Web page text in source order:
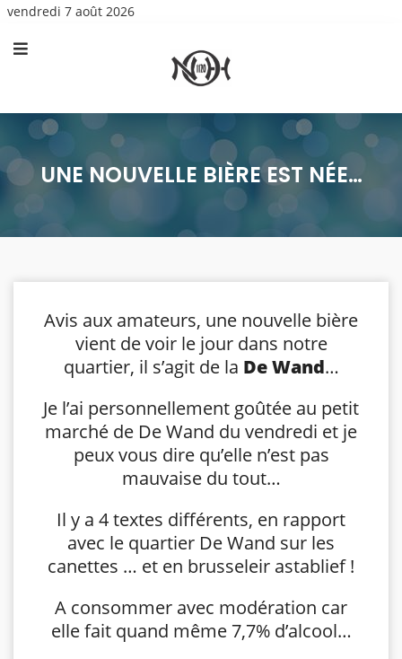
vendredi 7 août 2026
UNE NOUVELLE BIÈRE EST NÉE…
Avis aux amateurs, une nouvelle bière
vient de voir le jour dans notre
quartier, il s’agit de la De Wand…
Je l’ai personnellement goûtée au petit
marché de De Wand du vendredi et je
peux vous dire qu’elle n’est pas
mauvaise du tout…
Il y a 4 textes différents, en rapport
avec le quartier De Wand sur les
canettes … et en brusseleir astablief !
A consommer avec modération car
elle fait quand même 7,7% d’alcool…